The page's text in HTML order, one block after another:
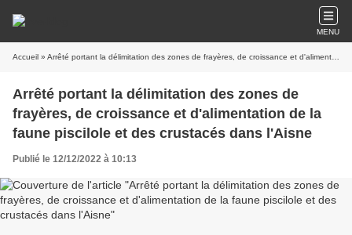
MENU
Accueil » Arrêté portant la délimitation des zones de frayères, de croissance et d'alimentation de la faune piscilole et des crustacés dans l'Aisne
Arrêté portant la délimitation des zones de
frayères, de croissance et d'alimentation de la
faune piscilole et des crustacés dans l'Aisne
Publié le 12/12/2022 à 10:13